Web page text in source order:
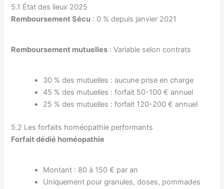
5.1 État des lieux 2025
Remboursement Sécu : 0 % depuis janvier 2021
Remboursement mutuelles : Variable selon contrats
30 % des mutuelles : aucune prise en charge
45 % des mutuelles : forfait 50-100 € annuel
25 % des mutuelles : forfait 120-200 € annuel
5.2 Les forfaits homéopathie performants
Forfait dédié homéopathie
Montant : 80 à 150 € par an
Uniquement pour granules, doses, pommades